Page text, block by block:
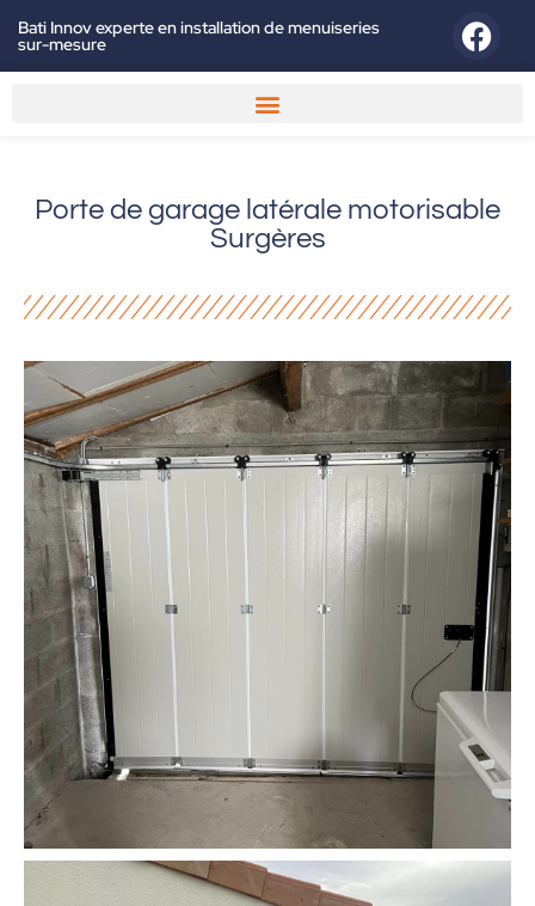
Bati Innov experte en installation de menuiseries
sur-mesure
Porte de garage latérale motorisable
Surgères